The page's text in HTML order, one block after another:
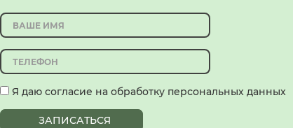
Я даю согласие на обработку персональных данных
ЗАПИСАТЬСЯ